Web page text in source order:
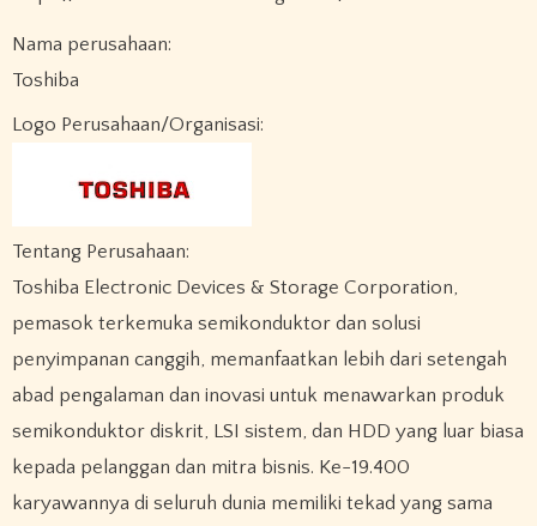
Nama perusahaan:
Toshiba
Logo Perusahaan/Organisasi:
Tentang Perusahaan:
Toshiba Electronic Devices & Storage Corporation,
pemasok terkemuka semikonduktor dan solusi
penyimpanan canggih, memanfaatkan lebih dari setengah
abad pengalaman dan inovasi untuk menawarkan produk
semikonduktor diskrit, LSI sistem, dan HDD yang luar biasa
kepada pelanggan dan mitra bisnis. Ke-19.400
karyawannya di seluruh dunia memiliki tekad yang sama